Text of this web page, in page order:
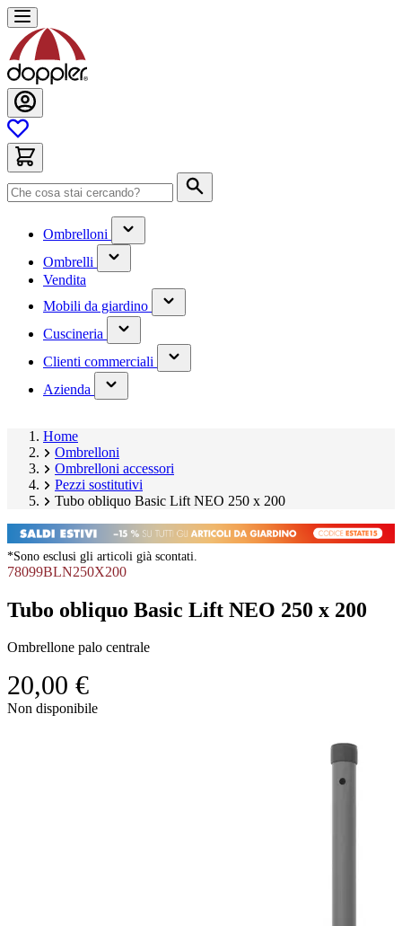
Salta
al
contenuto
Ombrelloni
(contiene
un
sottomenu)
Ombrelli
(contiene
un
Vendita
Mobili da giardino
(contiene
un
Cuscineria
(contiene
un
sottomenu)
Clienti commerciali
(has
submenu)
Azienda
(has
submenu)
Home
Ombrelloni
Ombrelloni accessori
Pezzi sostitutivi
Tubo obliquo Basic Lift NEO 250 x 200
*Sono esclusi gli articoli già scontati.
78099BLN250X200
Tubo obliquo Basic Lift NEO 250 x 200
Ombrellone palo centrale
20,00 €
Salta
Non disponibile